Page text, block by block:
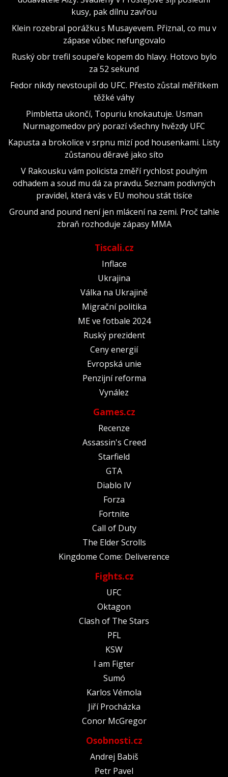
kusy, pak dílnu zavřou
Klein rozebral porážku s Musayevem. Přiznal, co mu v
zápase vůbec nefungovalo
Ruský obr trefil soupeře kopem do hlavy. Hotovo bylo
za 52 sekund
Fedor nikdy nevstoupil do UFC. Přesto zůstal měřítkem
těžké váhy
Pimbletta ukončí, Topuriu knokautuje. Usman
Nurmagomedov prý porazí všechny hvězdy UFC
Kapusta a brokolice v srpnu mizí pod housenkami. Listy
zůstanou děravé jako síto
V Rakousku vám policista změří rychlost pouhým
odhadem a soud mu dá za pravdu. Seznam podivných
pravidel, která vás v EU mohou stát tisíce
Ground and pound není jen mlácení na zemi. Proč tahle
zbraň rozhoduje zápasy MMA
Tiscali.cz
Inflace
Ukrajina
Válka na Ukrajině
Migrační politika
ME ve fotbale 2024
Ruský prezident
Ceny energií
Evropská unie
Penzijní reforma
Vynález
Games.cz
Recenze
Assassin's Creed
Starfield
GTA
Diablo IV
Forza
Fortnite
Call of Duty
The Elder Scrolls
Kingdome Come: Deliverence
Fights.cz
UFC
Oktagon
Clash of The Stars
PFL
KSW
I am Figter
Sumó
Karlos Vémola
Jiří Procházka
Conor McGregor
Osobnosti.cz
Andrej Babiš
Petr Pavel